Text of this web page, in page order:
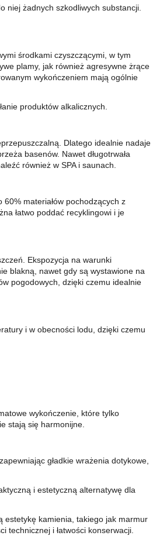
niej żadnych szkodliwych substancji.
środkami czyszczącymi, w tym
plamy, jak również agresywne żrące
wykończeniem mają ogólnie
produktów alkalicznych.
Dlatego idealnie nadaje
basenów. Nawet długotrwała
również w SPA i saunach.
materiałów pochodzących z
łatwo poddać recyklingowi i je
Ekspozycja na warunki
blakną, nawet gdy są wystawione na
pogodowych, dzięki czemu idealnie
i w obecności lodu, dzięki czemu
wykończenie, które tylko
stają się harmonijne.
gładkie wrażenia dotykowe,
i estetyczną alternatywę dla
estetykę kamienia, takiego jak marmur
technicznej i łatwości konserwacji.